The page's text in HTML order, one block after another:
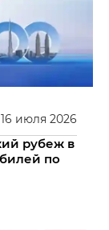
16 июля 2026
рубеж в
по